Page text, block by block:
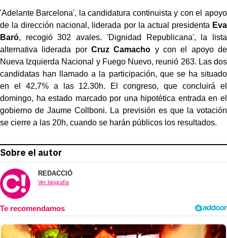
'Adelante Barcelona', la candidatura continuista y con el apoyo
de la dirección nacional, liderada por la actual presidenta Eva
Baró, recogió 302 avales. 'Dignidad Republicana', la lista
alternativa liderada por Cruz Camacho y con el apoyo de
Nueva Izquierda Nacional y Fuego Nuevo, reunió 263. Las dos
candidatas han llamado a la participación, que se ha situado
en el 42,7% a las 12.30h. El congreso, que concluirá el
domingo, ha estado marcado por una hipotética entrada en el
gobierno de Jaume Collboni. La previsión es que la votación
se cierre a las 20h, cuando se harán públicos los resultados.
Sobre el autor
REDACCIÓ
Ver biografía